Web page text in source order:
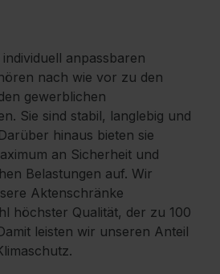
anpassbaren
nach wie vor zu den
gewerblichen
Sie sind stabil, langlebig und
hinaus bieten sie
an Sicherheit und
Belastungen auf. Wir
Aktenschränke
höchster Qualität, der zu 100
leisten wir unseren Anteil